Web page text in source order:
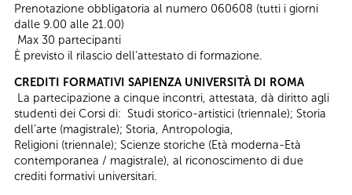
Prenotazione obbligatoria al numero 060608 (tutti i giorni
dalle 9.00 alle 21.00)
Max 30 partecipanti
È previsto il rilascio dell’attestato di formazione.
CREDITI FORMATIVI SAPIENZA UNIVERSITÀ DI ROMA
La partecipazione a cinque incontri, attestata, dà diritto agli
studenti dei Corsi di: Studi storico-artistici (triennale); Storia
dell’arte (magistrale); Storia, Antropologia,
Religioni (triennale); Scienze storiche (Età moderna-Età
contemporanea / magistrale), al riconoscimento di due
crediti formativi universitari.